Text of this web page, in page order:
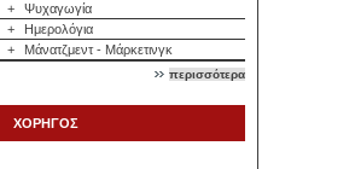
+
Ψυχαγωγία
+
Ημερολόγια
+
Μάνατζμεντ - Μάρκετινγκ
περισσότερα
ΧΟΡΗΓΟΣ